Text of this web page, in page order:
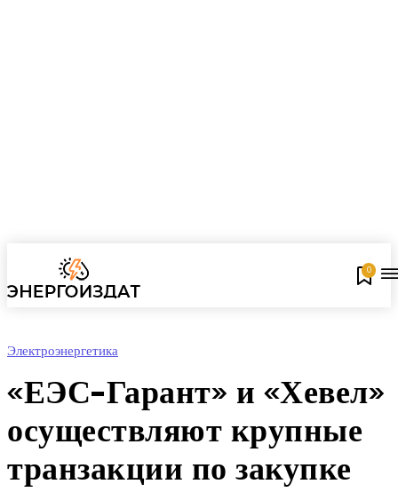
0
Электроэнергетика
«ЕЭС-Гарант» и «Хевел»
осуществляют крупные
транзакции по закупке